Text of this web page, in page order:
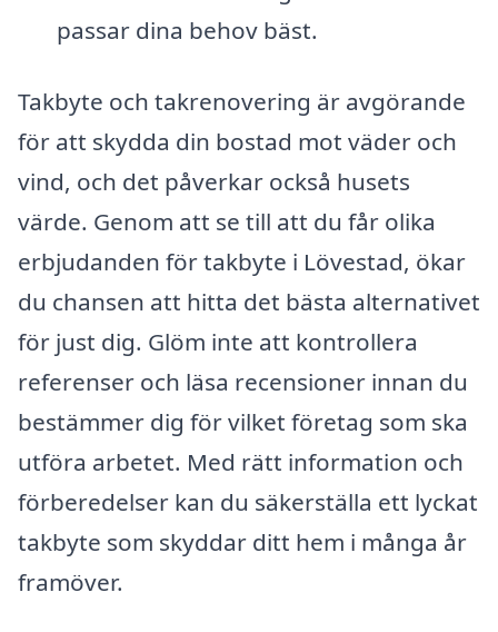
passar dina behov bäst.
Takbyte och takrenovering är avgörande
för att skydda din bostad mot väder och
vind, och det påverkar också husets
värde. Genom att se till att du får olika
erbjudanden för takbyte i Lövestad, ökar
du chansen att hitta det bästa alternativet
för just dig. Glöm inte att kontrollera
referenser och läsa recensioner innan du
bestämmer dig för vilket företag som ska
utföra arbetet. Med rätt information och
förberedelser kan du säkerställa ett lyckat
takbyte som skyddar ditt hem i många år
framöver.